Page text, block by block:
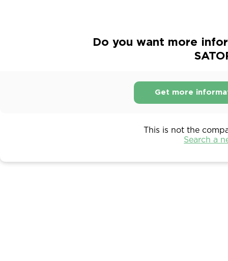
Do you want more
Get more
This is not the
Search a